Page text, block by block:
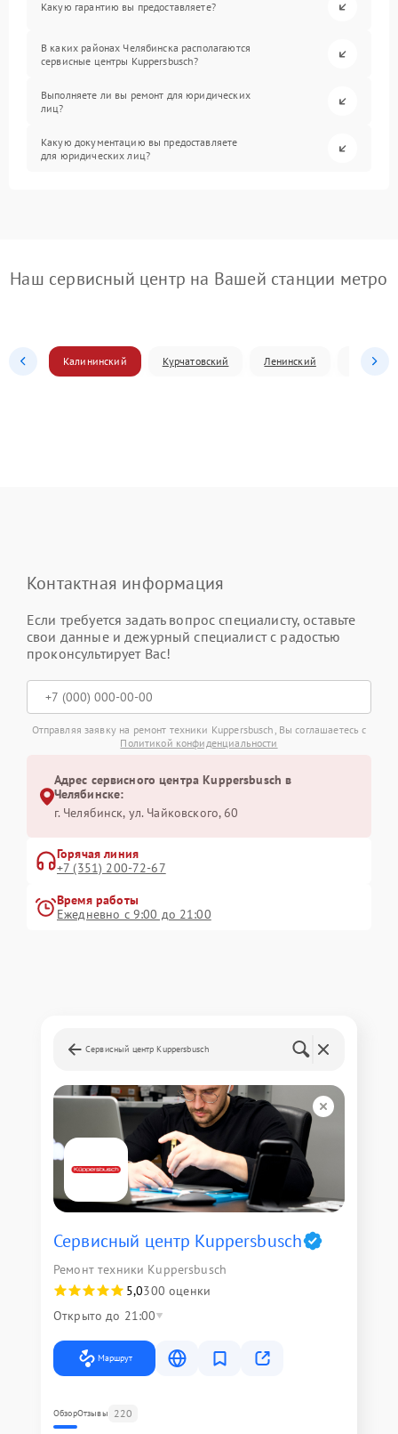
Какую гарантию вы предоставляете?
В каких районах Челябинска располагаются
сервисные центры Kuppersbusch?
Выполняете ли вы ремонт для юридических
лиц?
Какую документацию вы предоставляете
для юридических лиц?
Наш сервисный центр на Вашей станции метро
Калининский Курчатовский Ленинский
Контактная информация
Если требуется задать вопрос специалисту, оставьте
свои данные и дежурный специалист с радостью
проконсультирует Вас!
Отправляя заявку на ремонт техники Kuppersbusch, Вы соглашаетесь с
Политикой конфиденциальности
Адрес сервисного центра Kuppersbusch в
Челябинске:
г. Челябинск, ул. Чайковского, 60
Горячая линия
+7 (351) 200-72-67
Время работы
Ежедневно с 9:00 до 21:00
Сервисный центр Kuppersbusch
Сервисный центр Kuppersbusch
Ремонт техники Kuppersbusch
5,0300 оценки
Открыто до 21:00
Маршрут
ОбзорОтзывы 220